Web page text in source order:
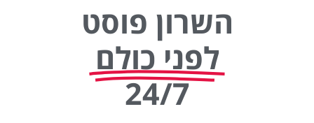
השרון פוסט
לפני כולם
24/7